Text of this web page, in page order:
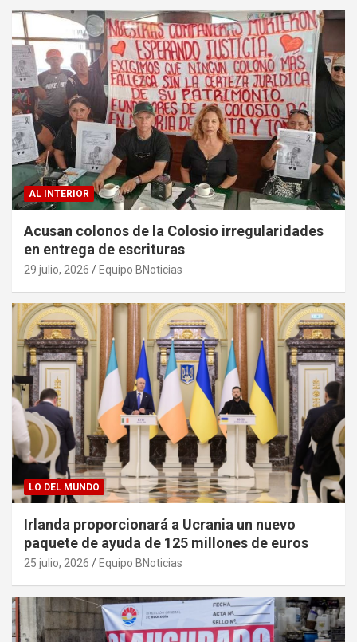
AL INTERIOR
Acusan colonos de la Colosio irregularidades
en entrega de escrituras
29 julio, 2026 Equipo BNoticias
LO DEL MUNDO
Irlanda proporcionará a Ucrania un nuevo
paquete de ayuda de 125 millones de euros
25 julio, 2026 Equipo BNoticias